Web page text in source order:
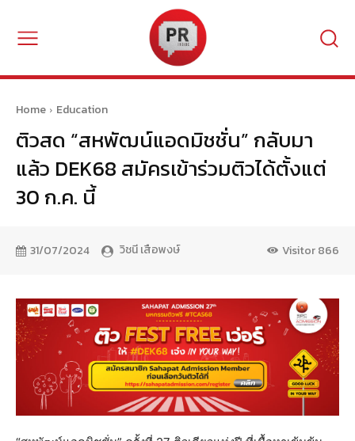
Home Education
ติวสด “สหพัฒน์แอดมิชชั่น” กลับมา
แล้ว DEK68 สมัครเข้าร่วมติวได้ตั้งแต่
30 ก.ค. นี้
31/07/2024 วิชนี เสือพงษ์ Visitor866